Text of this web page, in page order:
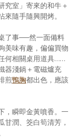
究室」寄來的和牛＋
隨手隨興開烤。
了事──然一面備料
美味有趣，偏偏買物
何相關桌用道具……
器淺鍋＋電磁爐充
煎鴨胸都出色，應該
，瞬即金黃噴香。一
甘潤、筊白筍清芳，